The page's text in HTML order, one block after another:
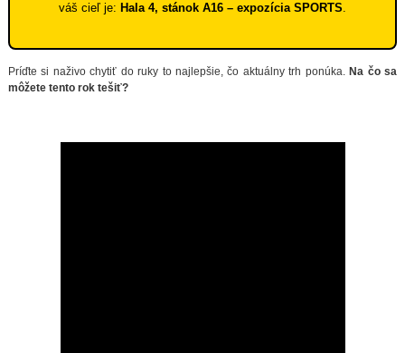
váš cieľ je: Hala 4, stánok A16 – expozícia SPORTS.
Príďte si naživo chytiť do ruky to najlepšie, čo aktuálny trh ponúka. Na čo sa
môžete tento rok tešiť?